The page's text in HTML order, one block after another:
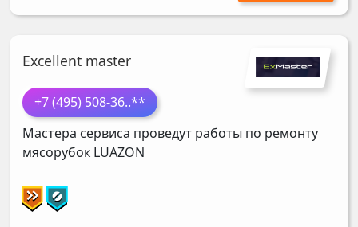
Excellent master
+7 (495) 508-36..**
Мастера сервиса проведут работы по ремонту
мясорубок LUAZON